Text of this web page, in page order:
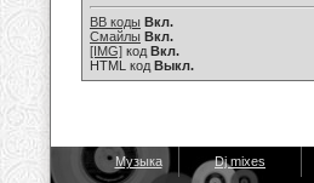
BB коды Вкл.
Смайлы Вкл.
[IMG] код Вкл.
HTML код Выкл.
Музыка Dj mixes